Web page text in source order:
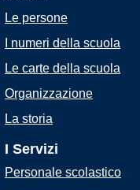
Le persone
I numeri della scuola
Le carte della scuola
Organizzazione
La storia
I Servizi
Personale scolastico